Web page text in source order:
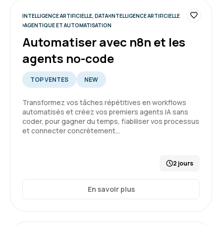
Très intéressant et instructif. Formateur très
compétent dans le domaine.
Formation : IA, les fondamentaux
INTELLIGENCE ARTIFICIELLE, DATA INTELLIGENCE ARTIFICIELLE
AGENTIQUE ET AUTOMATISATION
Automatiser avec n8n et les
agents no-code
TOP VENTES NEW
Transformez vos tâches répétitives en workflows
automatisés et créez vos premiers agents IA sans
coder, pour gagner du temps, fiabiliser vos processus
et connecter concrètement…
2 jours
En savoir plus